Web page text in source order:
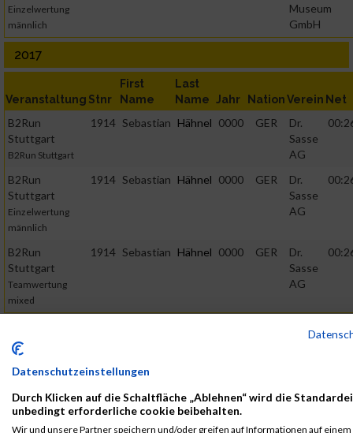
Einzelwertung
männlich
Museum
GmbH
2017
Veranstaltung Stnr
First
Name
Last
Name Jahr NationVerein Net
B2Run
Stuttgart
B2Run Stuttgart
1914 Sebastian Hähnel 0000 GER
Dr.
Sasse
AG
B2Run
Stuttgart
Einzelwertung
männlich
1914 Sebastian Hähnel 0000 GER
Dr.
Sasse
AG
B2Run
Stuttgart
Teamwertung
mixed
1914 Sebastian Hähnel 0000 GER
Dr.
Sasse
AG
VeranstaltungStnr
Name
B2Run
Stuttgart
Einzelwertung
3941 Sebastian Hähnel 0000 GER
Mercedes-
Museum
Datenschutzeinstellungen
Durch Klicken auf die Schaltfläche „Ablehnen“ wird die
unbedingt erforderliche cookie beibehalten.
Wir und unsere Partner speichern und/oder greifen auf Informationen auf einem